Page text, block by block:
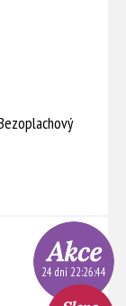
24 dní 22:26:44